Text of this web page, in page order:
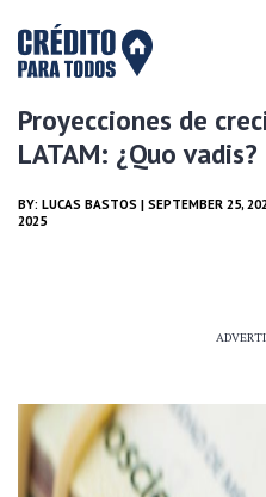
Proyecciones de
LATAM: ¿Quo vadis?
BY: LUCAS BASTOS | SEPTEMBER 25,
2025